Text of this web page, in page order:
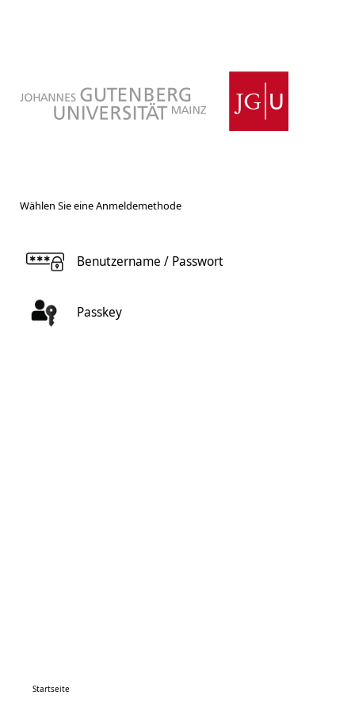
Wählen Sie eine Anmeldemethode
Benutzername / Passwort
Passkey
Startseite